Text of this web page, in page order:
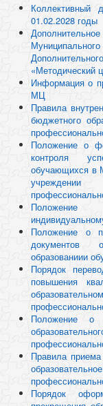
01.02.2028 годы
«Методический
Информация о
МЦ
Правила
бюджетного
Положение о
контроля
обучающихся в
Положение о
документов
образованиии
Порядок
повышения
Положение о
Правила
Порядок